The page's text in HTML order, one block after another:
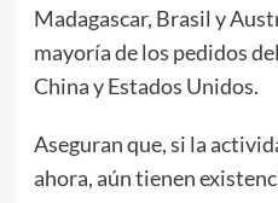
Madagascar, Brasil y
mayoría de los pedidos
China y Estados Unidos.
Aseguran que, si la
ahora, aún tienen